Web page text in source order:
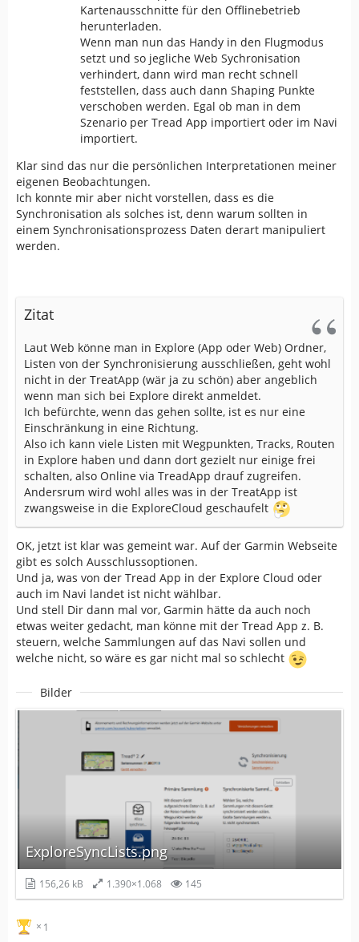
Kartenausschnitte für den Offlinebetrieb
herunterladen.
Wenn man nun das Handy in den Flugmodus
setzt und so jegliche Web Sychronisation
verhindert, dann wird man recht schnell
feststellen, dass auch dann Shaping Punkte
verschoben werden. Egal ob man in dem
Szenario per Tread App importiert oder im Navi
importiert.
Klar sind das nur die persönlichen Interpretationen meiner
eigenen Beobachtungen.
Ich konnte mir aber nicht vorstellen, dass es die
Synchronisation als solches ist, denn warum sollten in
einem Synchronisationsprozess Daten derart manipuliert
werden.
Zitat
Laut Web könne man in Explore (App oder Web) Ordner,
Listen von der Synchronisierung ausschließen, geht wohl
nicht in der TreatApp (wär ja zu schön) aber angeblich
wenn man sich bei Explore direkt anmeldet.
Ich befürchte, wenn das gehen sollte, ist es nur eine
Einschränkung in eine Richtung.
Also ich kann viele Listen mit Wegpunkten, Tracks, Routen
in Explore haben und dann dort gezielt nur einige frei
schalten, also Online via TreadApp drauf zugreifen.
Andersrum wird wohl alles was in der TreatApp ist
zwangsweise in die ExploreCloud geschaufelt
OK, jetzt ist klar was gemeint war. Auf der Garmin Webseite
gibt es solch Ausschlussoptionen.
Und ja, was von der Tread App in der Explore Cloud oder
auch im Navi landet ist nicht wählbar.
Und stell Dir dann mal vor, Garmin hätte da auch noch
etwas weiter gedacht, man könne mit der Tread App z. B.
steuern, welche Sammlungen auf das Navi sollen und
welche nicht, so wäre es gar nicht mal so schlecht
Bilder
ExploreSyncLists.png
156,26 kB 1.390×1.068 145
1